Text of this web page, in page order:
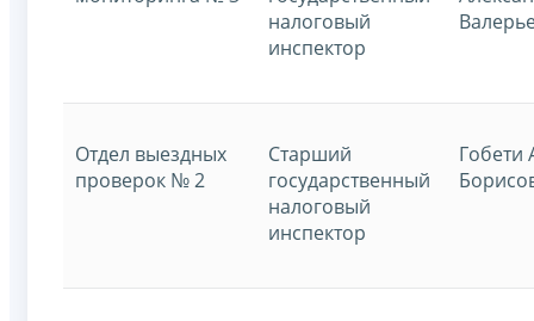
налоговый
инспектор
Отдел выездных
проверок № 2
Старший
государственный
налоговый
инспектор
Гобети